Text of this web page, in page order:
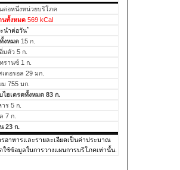
ต่อหนึ่งหน่วยบริโภค
นทั้งหมด 569 kCal
นำต่อวัน*
งหมด 15 ก.
มตัว 5 ก.
รานซ์ 1 ก.
เตอรอล 29 มก.
ม 755 มก.
ไฮเดรตทั้งหมด 83 ก.
ร 5 ก.
7 ก.
23 ก.
อาหารและรายละเอียดเป็นค่าประมาณ
ใช้ข้อมูลในการวางแผนการบริโภคเท่านั้น.